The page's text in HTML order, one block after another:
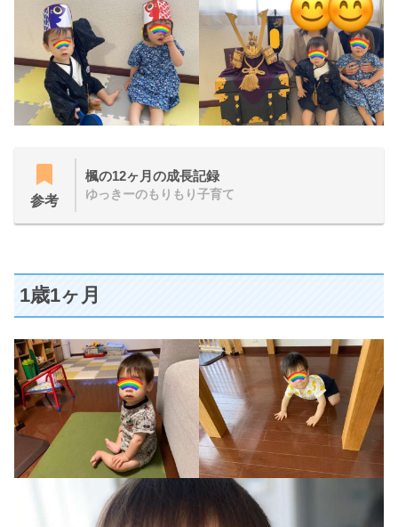
参考
楓の12ヶ月の成長記録
ゆっきーのもりもり子育て
1歳1ヶ月